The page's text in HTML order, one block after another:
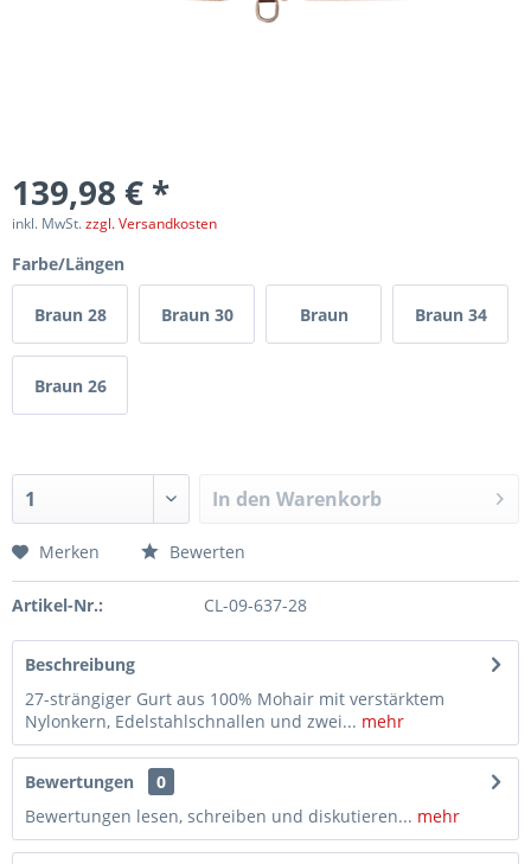
139,98 € *
inkl. MwSt.zzgl. Versandkosten
Farbe/Längen
Braun 28
inch
Braun 30 Braun Braun 34
Braun 26
In den Warenkorb
Merken Bewerten
Artikel-Nr.: CL-09-637-28
Beschreibung
27-strängiger Gurt aus 100% Mohair mit verstärktem
Nylonkern, Edelstahlschnallen und zwei... mehr
Bewertungen
0
Bewertungen lesen, schreiben und diskutieren... mehr